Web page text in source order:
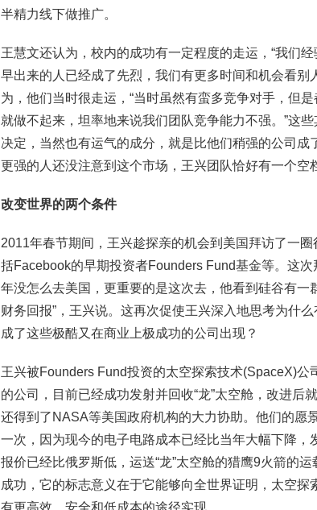
半精力线下做推广。
王慧文还认为，校内的成功有一定程度的走运，“我们
早出来的人已经成了先烈，我们有更多时间和机会看别
为，他们当时很走运，“当时虽然有蛮多竞争对手，但
就做不起来，坦率地来说我们团队竞争能力不强。”这
决定，当然也有运气的成分，就是比他们稍强的公司成
更强的人还没注意到这个市场，王兴团队恰好有一个空
改变世界的两个条件
2011年春节期间，王兴趁探亲的机会到美国拜访了一
括Facebook的早期投资者Founders Fund基金等。这
年没怎么去美国，更重要的是这次去，他看到硅谷有一
财务回报”，王兴说。这再次促使王兴深入地思考为什
成了这些极酷又在商业上极成功的公司出现？
王兴被Founders Fund投资的太空探索技术(SpaceX)
的公司，目前已经成功发射并回收“龙”太空舱，改进
还得到了NASA等美国政府机构的大力协助。他们的愿
一次，因为现今的电子电路成本已经比当年大幅下降
报价已经比俄罗斯低，运送“龙”太空舱的猎鹰9火箭的
成功，它的标志意义在于它能够向全世界证明，太空
有更高效、安全和低成本的途径实现。